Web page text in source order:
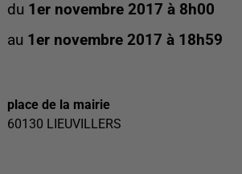
du 1er novembre 2017 à 8h00
au 1er novembre 2017 à 18h59
place de la mairie
60130 LIEUVILLERS